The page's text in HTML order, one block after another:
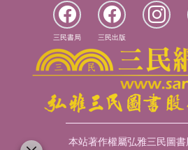
三民書局 三民出版
本站著作權屬弘雅三民圖